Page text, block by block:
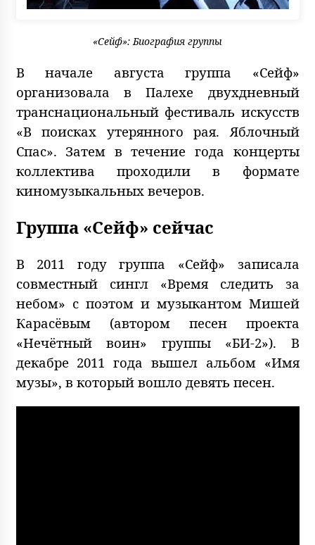
«Сейф»: Биография группы
В начале августа группа «Сейф»
организовала в Палехе двухдневный
транснациональный фестиваль искусств
«В поисках утерянного рая. Яблочный
Спас». Затем в течение года концерты
коллектива проходили в формате
киномузыкальных вечеров.
Группа «Сейф» сейчас
В 2011 году группа «Сейф» записала
совместный сингл «Время следить за
небом» с поэтом и музыкантом Мишей
Карасёвым (автором песен проекта
«Нечётный воин» группы «БИ-2»). В
декабре 2011 года вышел альбом «Имя
музы», в который вошло девять песен.